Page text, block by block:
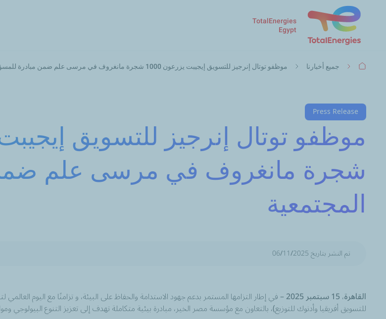
TotalEnergies
Egypt
مسار جميع أخبارنا موظفو توتال إنرجيز للتسويق إيجيبت يزرعون 1000 شجرة مانغروف في مرسى علم ضمن مبادرة للمسؤولية المجتمعية
Press Release
شجرة مانغروف في مرسى علم ضمن
المجتمعية
تم النشر بتاريخ 06/11/2025
القاهرة،15 سبتمبر 2025 – في إطار التزامها المستمر بدعم جهود الاستدامة والحفاظ على البيئة، و تزامنًا مع اليوم
للتسويق أفريقيا وأدنوك للتوزيع)، بالتعاون مع مؤسسة مصر الخير، مبادرة بيئية متكاملة تهدف إلى تعزيز التنوع البيولوجي